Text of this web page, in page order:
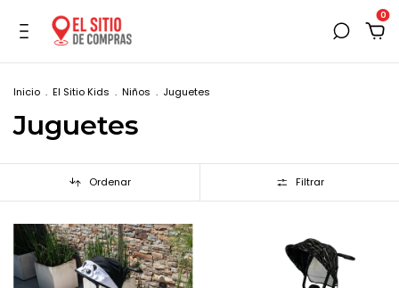
0
Inicio . El Sitio Kids . Niños . Juguetes
Juguetes
Ordenar Filtrar